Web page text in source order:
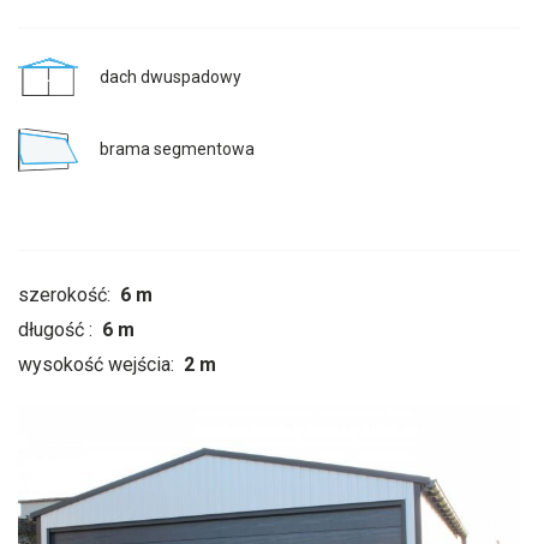
dach dwuspadowy
brama segmentowa
szerokość: 6 m
długość : 6 m
wysokość wejścia: 2 m